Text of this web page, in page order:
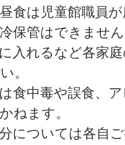
食は児童館職員
保管はできませ
入れるなど各家
。
食中毒や誤食、
ねます。
については各自